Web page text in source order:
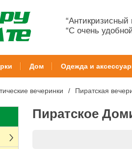
“Антикризисный
“С очень
Дом Одежда и
вечеринки Пиратская
Пиратское